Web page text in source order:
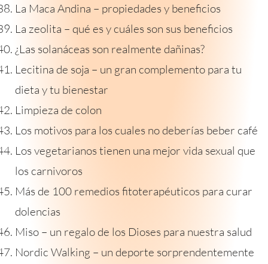
La Maca Andina – propiedades y beneficios
La zeolita – qué es y cuáles son sus beneficios
¿Las solanáceas son realmente dañinas?
Lecitina de soja – un gran complemento para tu
dieta y tu bienestar
Limpieza de colon
Los motivos para los cuales no deberías beber café
Los vegetarianos tienen una mejor vida sexual que
los carnivoros
Más de 100 remedios fitoterapéuticos para curar
dolencias
Miso – un regalo de los Dioses para nuestra salud
Nordic Walking – un deporte sorprendentemente